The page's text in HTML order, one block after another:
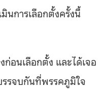
นการเลือกตั้งครั้งนี้
อนเลือกตั้ง และได้เจอ
รรจบกันที่พรรคภูมิใจ